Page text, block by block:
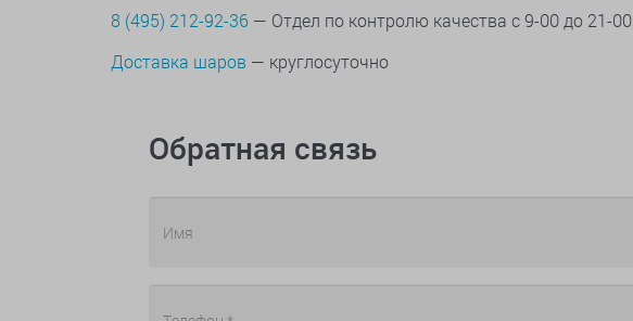
8 (495) 212-92-36 — Отдел по контролю качества с 9-00 до 21-00
Доставка шаров — круглосуточно
Обратная связь